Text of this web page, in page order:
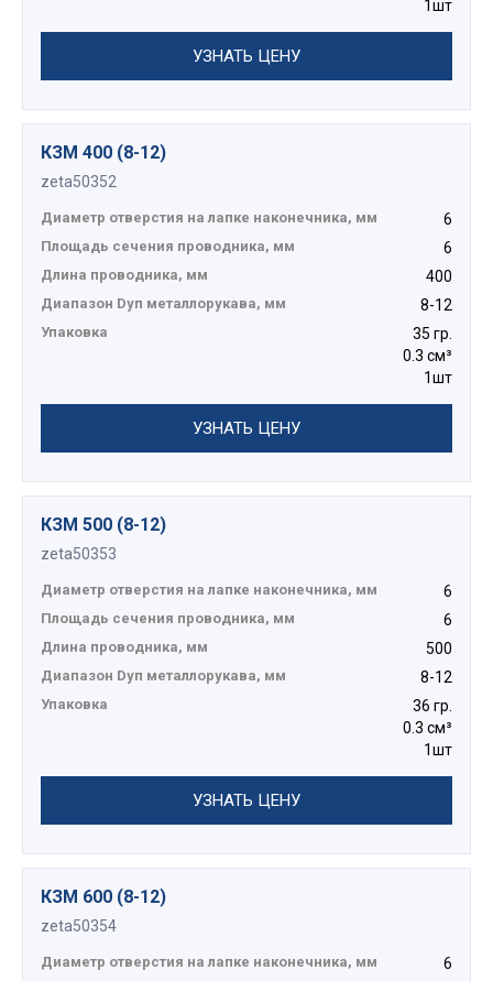
1шт
УЗНАТЬ ЦЕНУ
КЗМ 400 (8-12)
zeta50352
Диаметр отверстия на лапке наконечника, мм 6
Площадь сечения проводника, мм 6
Длина проводника, мм 400
Диапазон Dуп металлорукава, мм 8-12
Упаковка
35 гр.
0.3 см³
1шт
УЗНАТЬ ЦЕНУ
КЗМ 500 (8-12)
zeta50353
Диаметр отверстия на лапке наконечника, мм 6
Площадь сечения проводника, мм 6
Длина проводника, мм 500
Диапазон Dуп металлорукава, мм 8-12
Упаковка
36 гр.
0.3 см³
1шт
УЗНАТЬ ЦЕНУ
КЗМ 600 (8-12)
zeta50354
Диаметр отверстия на лапке наконечника, мм 6